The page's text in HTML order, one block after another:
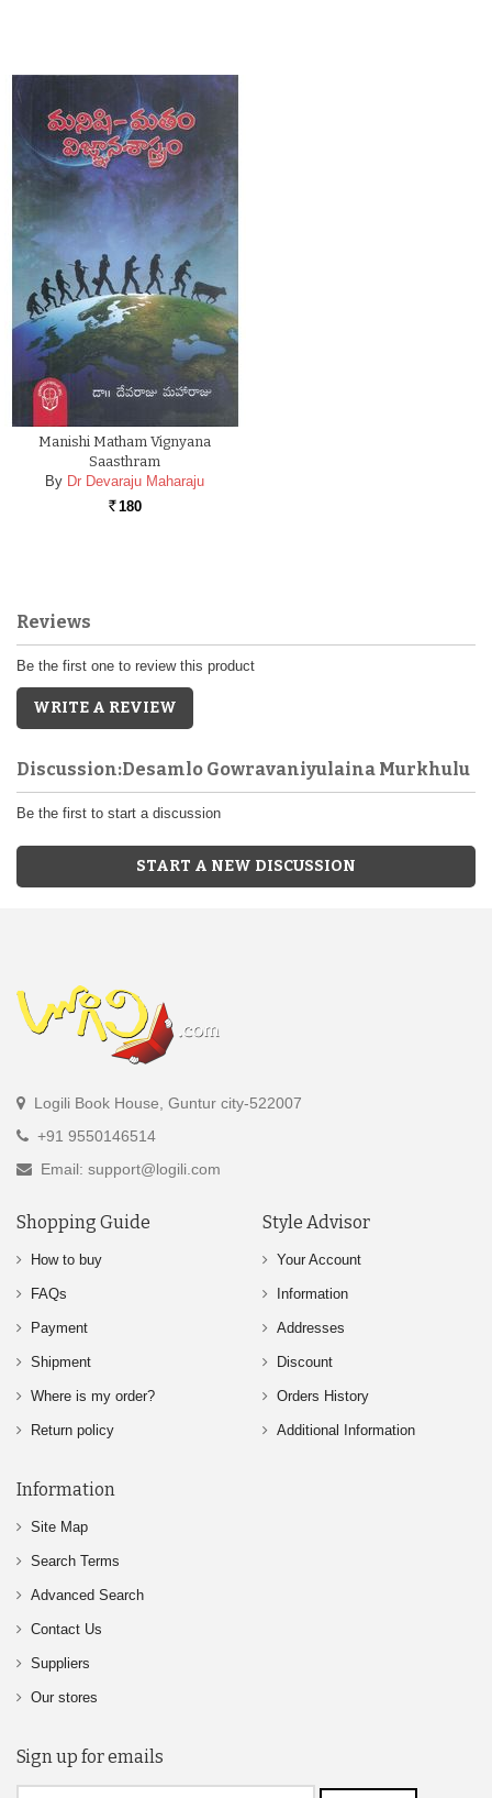
Manishi Matham Vignyana
Saasthram
By Dr Devaraju Maharaju
Rs. 180
Reviews
Be the first one to review this product
WRITE A REVIEW
Discussion:Desamlo Gowravaniyulaina Murkhulu
Be the first to start a discussion
START A NEW DISCUSSION
Logili Book House, Guntur city-522007
+91 9550146514
Email: support@logili.com
Shopping Guide
How to buy
FAQs
Payment
Shipment
Where is my order?
Return policy
Style Advisor
Your Account
Information
Addresses
Discount
Orders History
Additional Information
Information
Site Map
Search Terms
Advanced Search
Contact Us
Suppliers
Our stores
Sign up for emails